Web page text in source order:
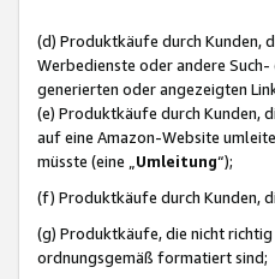
(d) Produktkäufe durch Kunden,
Werbedienste oder andere
generierten oder angezeigten
(e) Produktkäufe durch Kunden,
auf eine Amazon-Website
müsste (eine „ Umleitung“);
(f) Produktkäufe durch Kunden,
(g) Produktkäufe, die nicht
ordnungsgemäß formatiert sind;